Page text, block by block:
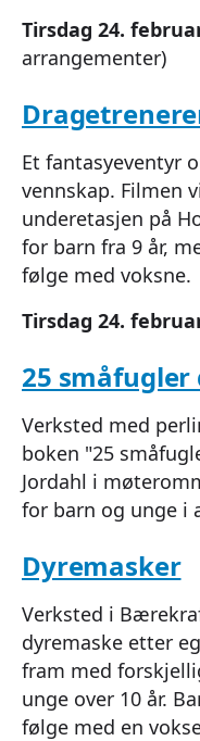
Tirsdag 24.
arrangementer)
Et fantasyeventyr
vennskap. Filmen
underetasjen på
for barn fra 9 år,
følge med voksne.
Tirsdag 24.
25
Verksted med
boken "25
Jordahl i
for barn og unge i
Dyremasker
Verksted i
dyremaske etter
fram med
unge over 10 år.
følge med en